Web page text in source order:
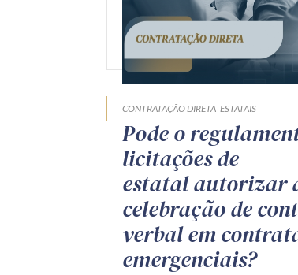
CONTRATAÇÃO DIRETA ESTATAIS
Pode o
licitações de
estatal autorizar
celebração de
verbal em
emergenciais?